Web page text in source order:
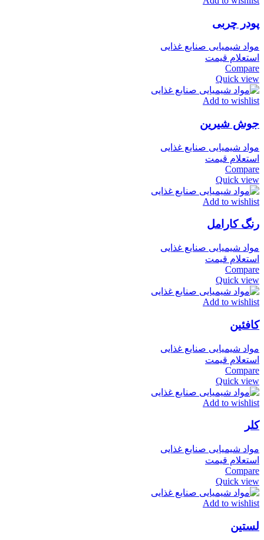
پودر چربی
مواد شیمیایی صنایع غذایی
استعلام قیمت
Compare
Quick view
Add to wishlist
جوش شیرین
مواد شیمیایی صنایع غذایی
استعلام قیمت
Compare
Quick view
Add to wishlist
رنگ کارامل
مواد شیمیایی صنایع غذایی
استعلام قیمت
Compare
Quick view
Add to wishlist
کافئین
مواد شیمیایی صنایع غذایی
استعلام قیمت
Compare
Quick view
Add to wishlist
کلر
مواد شیمیایی صنایع غذایی
استعلام قیمت
Compare
Quick view
Add to wishlist
لستین